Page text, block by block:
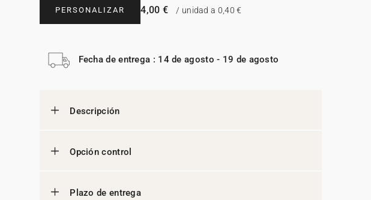
PERSONALIZAR 4,00 € / unidad a 0,40 €
Fecha de entrega : 14 de agosto - 19 de agosto
Descripción
Opción control
Plazo de entrega